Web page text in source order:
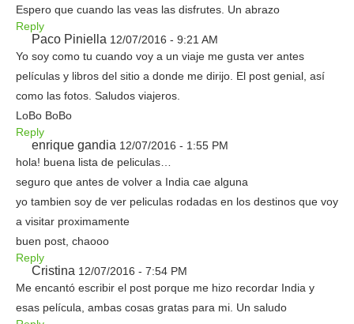
Espero que cuando las veas las disfrutes. Un abrazo
Reply
Paco Piniella 12/07/2016 - 9:21 AM
Yo soy como tu cuando voy a un viaje me gusta ver antes
películas y libros del sitio a donde me dirijo. El post genial, así
como las fotos. Saludos viajeros.
LoBo BoBo
Reply
enrique gandia 12/07/2016 - 1:55 PM
hola! buena lista de peliculas…
seguro que antes de volver a India cae alguna
yo tambien soy de ver peliculas rodadas en los destinos que voy
a visitar proximamente
buen post, chaooo
Reply
Cristina 12/07/2016 - 7:54 PM
Me encantó escribir el post porque me hizo recordar India y
esas película, ambas cosas gratas para mi. Un saludo